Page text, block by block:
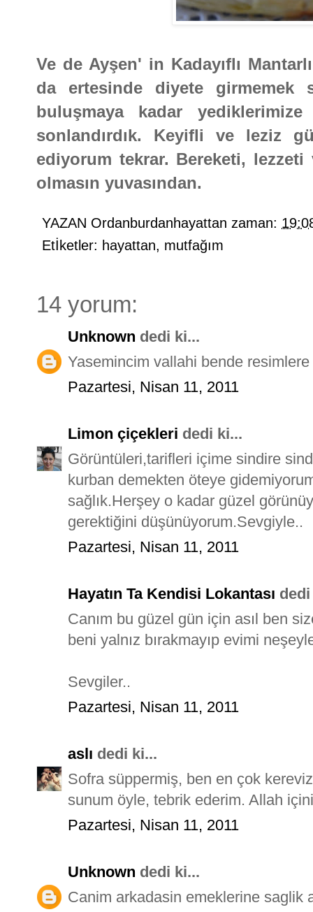
Ve de Ayşen' in Kadayıflı
da ertesinde diyete girmemek
buluşmaya kadar
sonlandırdık. Keyifli ve leziz
ediyorum tekrar. Bereketi,
olmasın yuvasından.
YAZAN Ordanburdanhayattan zaman:
Etİketler: hayattan, mutfağım
14 yorum:
Unknown dedi ki...
Yasemincim vallahi bende resimlere
Pazartesi, Nisan 11, 2011
Limon çiçekleri dedi ki...
Görüntüleri,tarifleri içime sindire
kurban demekten öteye
sağlık.Herşey o kadar güzel
gerektiğini düşünüyorum.Sevgiyle..
Pazartesi, Nisan 11, 2011
Hayatın Ta Kendisi Lokantası
Canım bu güzel gün için asıl ben
beni yalnız bırakmayıp evimi
Sevgiler..
Pazartesi, Nisan 11, 2011
aslı dedi ki...
Sofra süppermiş, ben en çok kereviz
sunum öyle, tebrik ederim. Allah
Pazartesi, Nisan 11, 2011
Unknown dedi ki...
Canim arkadasin emeklerine saglik